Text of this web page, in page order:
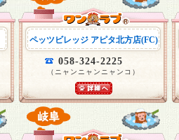
ペッツビレッジ アピタ北方店(FC)
058-324-2225
（ニャンニャンニャンコ）